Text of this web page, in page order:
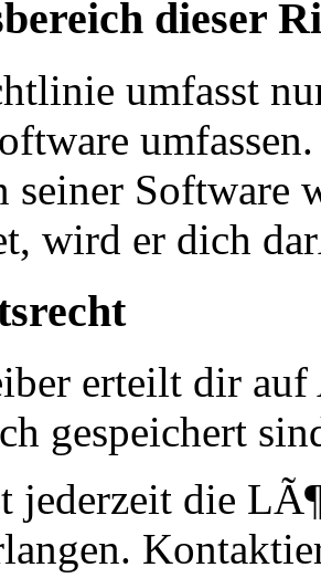
dieser
umfasst
seiner Software
wird er dich
erteilt dir
gespeichert
jederzeit die